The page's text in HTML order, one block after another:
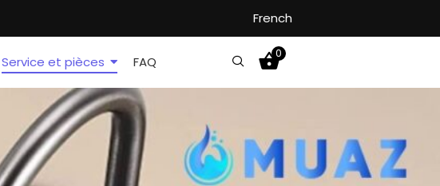
French
Service et pièces FAQ
0